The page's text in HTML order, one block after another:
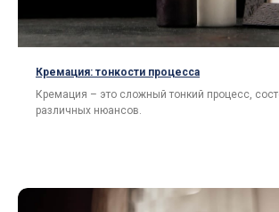
Кремация: тонкости процесса
Кремация – это сложный тонкий процесс,
различных нюансов.